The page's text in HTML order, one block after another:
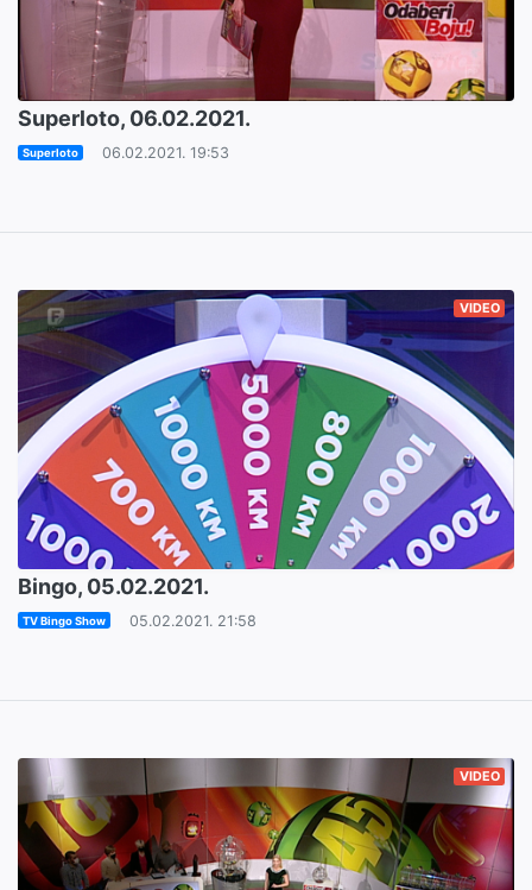
Superloto, 06.02.2021.
Superloto 06.02.2021. 19:53
VIDEO
Bingo, 05.02.2021.
TV Bingo Show 05.02.2021. 21:58
VIDEO